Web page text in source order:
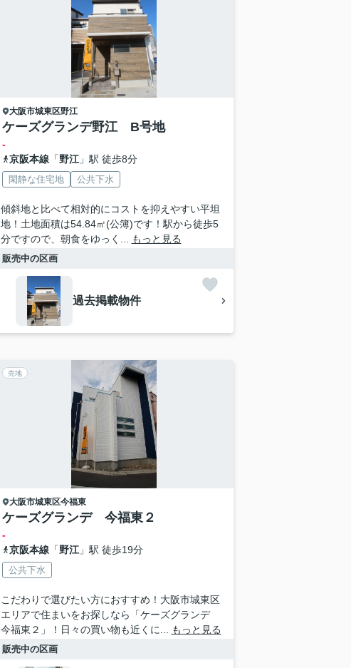
大阪市城東区野江
ケーズグランデ野江 B号地
-
京阪本線「野江」駅 徒歩8分
閑静な住宅地 公共下水
傾斜地と比べて相対的にコストを抑えやすい平坦
地！土地面積は54.84㎡(公簿)です！駅から徒歩5
分ですので、朝食をゆっく...
もっと見る
販売中の区画
過去掲載物件
売地
大阪市城東区今福東
ケーズグランデ 今福東２
-
京阪本線「野江」駅 徒歩19分
公共下水
こだわりで選びたい方におすすめ！大阪市城東区
エリアで住まいをお探しなら「ケーズグランデ
今福東２」！日々の買い物も近くに...
もっと見る
販売中の区画